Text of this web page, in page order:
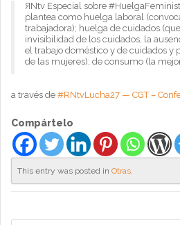
ЯNtv Especial sobre
plantea como huelga laboral
trabajadora); huelga de cuidados
invisibilidad de los cuidados, la
el trabajo doméstico y de cuidados
de las mujeres); de consumo (la
a través de #RNtvLucha27 — CGT –
Compártelo
This entry was posted in Otras.